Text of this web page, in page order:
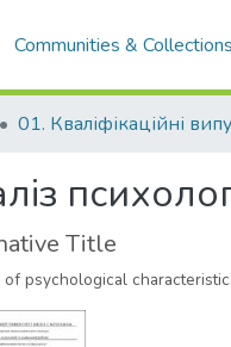
Communities & Collections
Title
psychological